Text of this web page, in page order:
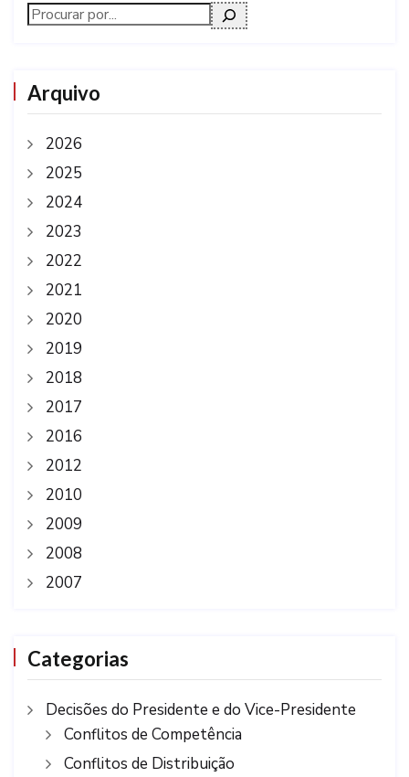
Arquivo
2026
2025
2024
2023
2022
2021
2020
2019
2018
2017
2016
2012
2010
2009
2008
2007
Categorias
Decisões do Presidente e do Vice-Presidente
Conflitos de Competência
Conflitos de Distribuição